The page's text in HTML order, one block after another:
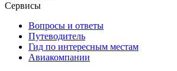
Сервисы
Вопросы и ответы
Путеводитель
Гид по интересным местам
Авиакомпании